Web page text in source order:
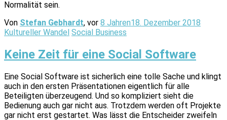
Normalität sein.
Von Stefan Gebhardt, vor 8 Jahren18. Dezember 2018
Kultureller Wandel Social Business
Keine Zeit für eine Social Software
Eine Social Software ist sicherlich eine tolle Sache und klingt
auch in den ersten Präsentationen eigentlich für alle
Beteiligten überzeugend. Und so kompliziert sieht die
Bedienung auch gar nicht aus. Trotzdem werden oft Projekte
gar nicht erst gestartet. Was lässt die Entscheider zweifeln